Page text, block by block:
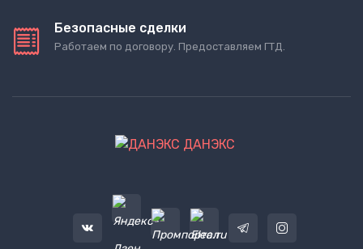
Безопасные сделки
Работаем по договору. Предоставляем ГТД.
ДАНЭКС